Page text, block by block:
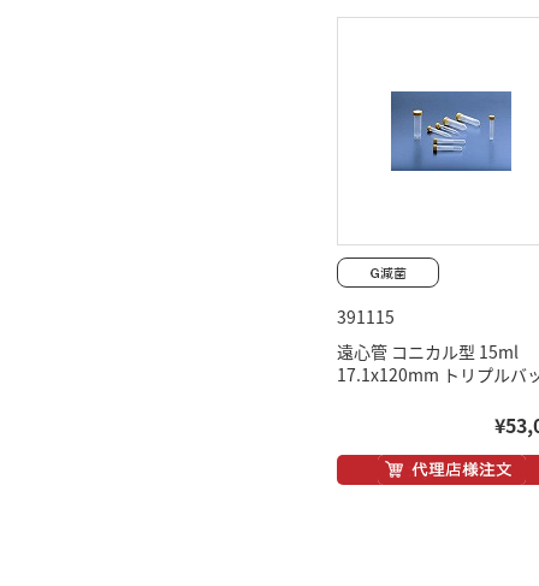
391115
遠心管 コニカル型 15ml
17.1x120mm トリプルバ